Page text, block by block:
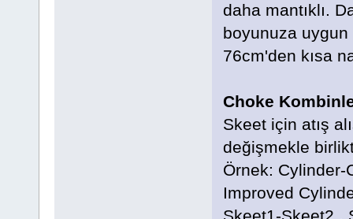
daha mantıklı.
boyunuza
76cm'den kısa
Choke
Skeet için atış
değişmekle
Örnek: Cylinder-
Improved